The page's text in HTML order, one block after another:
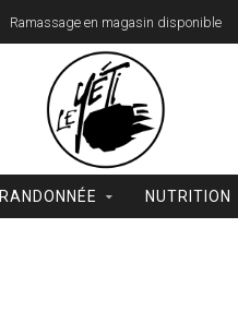
Ramassage en magasin disponible
RANDONNÉE NUTRITION